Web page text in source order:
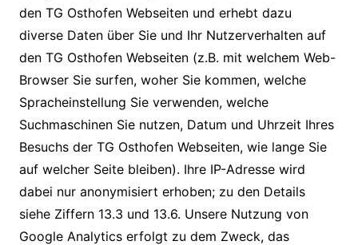
den TG Osthofen Webseiten und erhebt dazu
diverse Daten über Sie und Ihr Nutzerverhalten auf
den TG Osthofen Webseiten (z.B. mit welchem Web-
Browser Sie surfen, woher Sie kommen, welche
Spracheinstellung Sie verwenden, welche
Suchmaschinen Sie nutzen, Datum und Uhrzeit Ihres
Besuchs der TG Osthofen Webseiten, wie lange Sie
auf welcher Seite bleiben). Ihre IP-Adresse wird
dabei nur anonymisiert erhoben; zu den Details
siehe Ziffern 13.3 und 13.6. Unsere Nutzung von
Google Analytics erfolgt zu dem Zweck, das